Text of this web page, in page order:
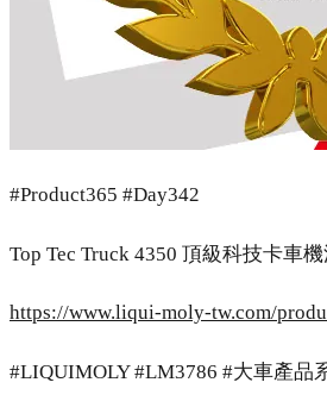
#Product365 #Day342
Top Tec Truck 4350 頂級科技卡車
https://www.liqui-moly-tw.com/
#LIQUIMOLY #LM3786 #大車產品